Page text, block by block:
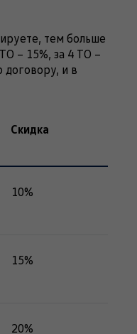
тем больше
– 15%, за 4 ТО –
договору, и в
Скидка
10%
15%
20%